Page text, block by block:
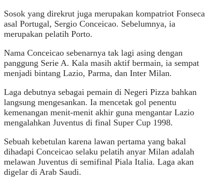
Sosok yang direkrut juga merupakan kompatriot Fonseca
asal Portugal, Sergio Conceicao. Sebelumnya, ia
merupakan pelatih Porto.
Nama Conceicao sebenarnya tak lagi asing dengan
panggung Serie A. Kala masih aktif bermain, ia sempat
menjadi bintang Lazio, Parma, dan Inter Milan.
Laga debutnya sebagai pemain di Negeri Pizza bahkan
langsung mengesankan. Ia mencetak gol penentu
kemenangan menit-menit akhir guna mengantar Lazio
mengalahkan Juventus di final Super Cup 1998.
Sebuah kebetulan karena lawan pertama yang bakal
dihadapi Conceicao selaku pelatih anyar Milan adalah
melawan Juventus di semifinal Piala Italia. Laga akan
digelar di Arab Saudi.